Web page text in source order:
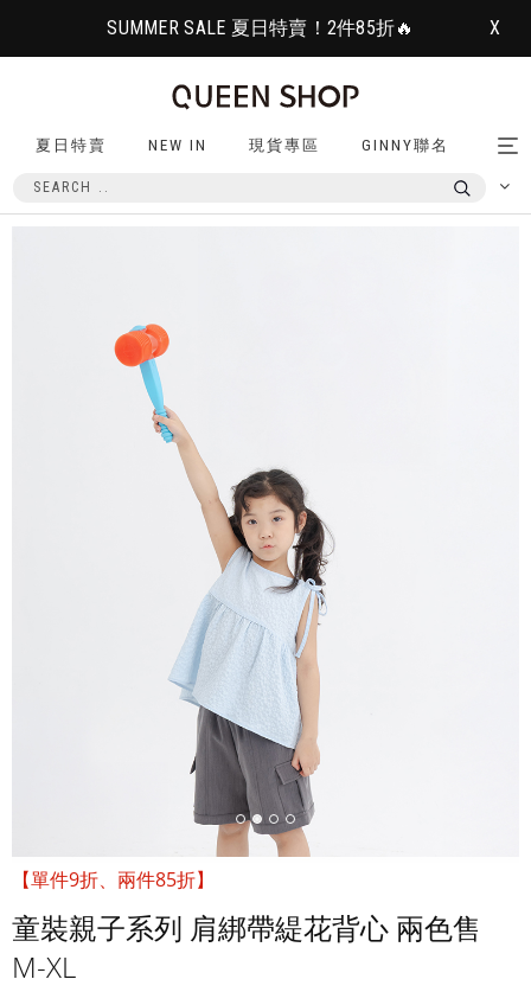
SUMMER SALE 夏日特賣！2件85折🔥 X
夏日特賣 NEW IN 現貨專區 GINNY聯名
【單件9折、兩件85折】
童裝親子系列 肩綁帶緹花背心 兩色售
M-XL